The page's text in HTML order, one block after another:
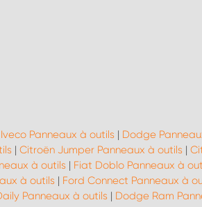
Iveco Panneaux à outils | Dodge
| Citroën Jumper Panneaux à outils |
à outils | Fiat Doblo Panneaux à
à outils | Ford Connect Panneaux à
Panneaux à outils | Dodge Ram